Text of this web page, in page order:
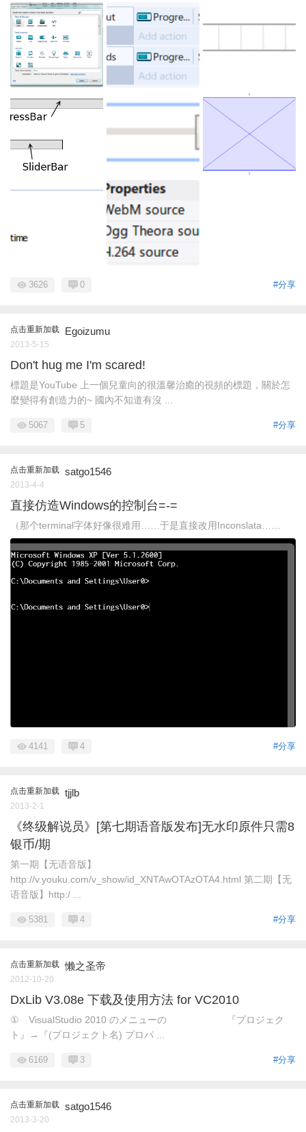
#分享
3626 0
点击重新加载 Egoizumu
2013-5-15
Don't hug me I'm scared!
標題是YouTube 上一個兒童向的很溫馨治癒的視頻的標題，關於怎
麼變得有創造力的~ 國內不知道有沒 ...
#分享
5067 5
点击重新加载 satgo1546
2013-4-4
直接仿造Windows的控制台=-=
（那个terminal字体好像很难用……于是直接改用Inconslata……
#分享
4141 4
点击重新加载 tjjlb
2013-2-1
《终级解说员》[第七期语音版发布]无水印原件只需8
银币/期
第一期【无语音版】
http://v.youku.com/v_show/id_XNTAwOTAzOTA4.html 第二期【无
语音版】http:/ ...
#分享
5381 4
点击重新加载 懒之圣帝
2012-10-20
DxLib V3.08e 下载及使用方法 for VC2010
① VisualStudio 2010 のメニューの 『プロジェク
ト』→『(プロジェクト名) プロパ ...
#分享
6169 3
点击重新加载 satgo1546
2013-3-20